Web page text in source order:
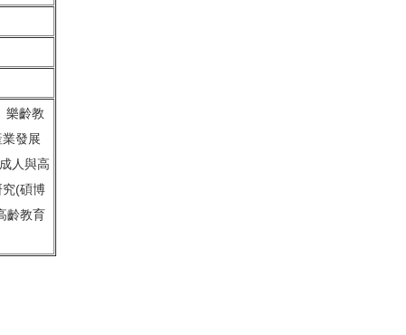
樂齡教
發展
人與高
(碩博
齡教育